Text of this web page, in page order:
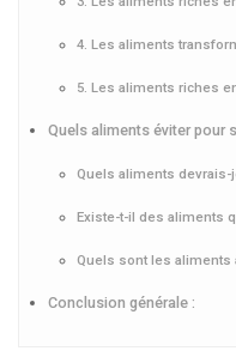
4. Les aliments
5. Les aliments riches
Quels aliments éviter pour
Quels aliments
Existe-t-il des aliments
Quels sont les aliments
Conclusion générale :